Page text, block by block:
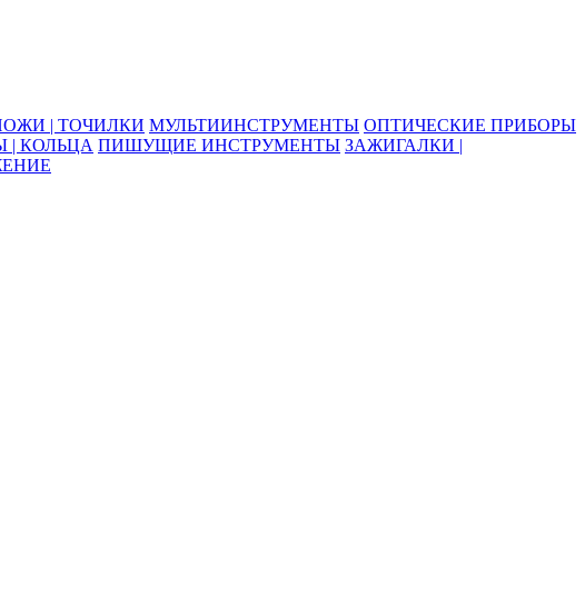
| ТОЧИЛКИ МУЛЬТИИНСТРУМЕНТЫ ОПТИЧЕСКИЕ ПРИБОРЫ
| КОЛЬЦА ПИШУЩИЕ ИНСТРУМЕНТЫ ЗАЖИГАЛКИ |